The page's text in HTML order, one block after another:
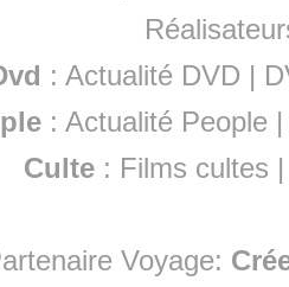
: Actualité DVD |
:Actualité People
Culte : Films cultes
Voyage: